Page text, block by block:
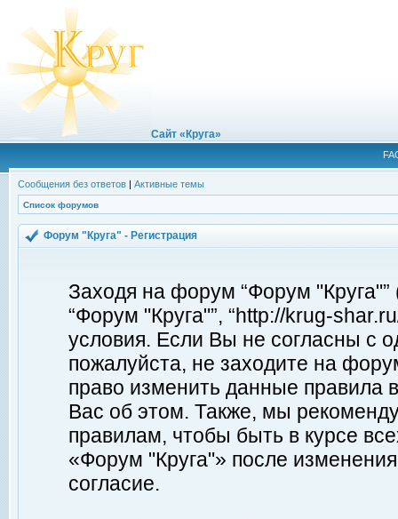
Сайт «Круга»
Сообщения без ответов | Активные темы
Список форумов
Форум "Круга" - Регистрация
Заходя на форум “Форум
“Форум "Круга"”, “http://krug-
условия. Если Вы не согласны с
пожалуйста, не заходите на
право изменить данные правила
Вас об этом. Также, мы
правилам, чтобы быть в курсе
«Форум "Круга"» после
согласие.